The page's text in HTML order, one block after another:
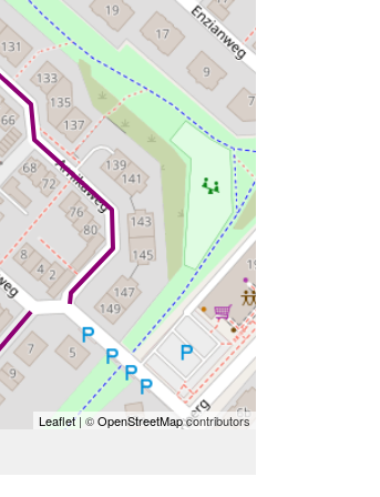
Leaflet| ©OpenStreetMapcontributors